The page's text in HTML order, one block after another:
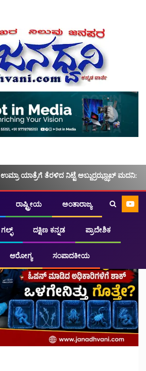
ಉಮ್ರಾ ಯಾತ್ರೆಗೆ ತೆರಳಿದ ನಿಟ್ಟೆ ಅಬ್ದುರ್ರಝ್ಝಾಖ್ ಮದನಿ:
ರಾಷ್ಟ್ರೀಯ ಅಂತಾರಾಜ್ಯ
ಗಲ್ಫ್ ದಕ್ಷಿಣ ಕನ್ನಡ ಪ್ರಾದೇಶಿಕ
ಆರೋಗ್ಯ ಸಂಪಾದಕೀಯ